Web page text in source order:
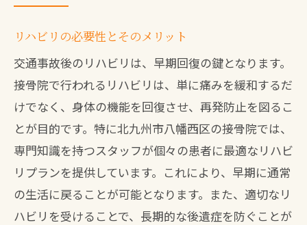
リハビリの必要性とそのメリット
交通事故後のリハビリは、早期回復の鍵となります。
接骨院で行われるリハビリは、単に痛みを緩和するだ
けでなく、身体の機能を回復させ、再発防止を図るこ
とが目的です。特に北九州市八幡西区の接骨院では、
専門知識を持つスタッフが個々の患者に最適なリハビ
リプランを提供しています。これにより、早期に通常
の生活に戻ることが可能となります。また、適切なリ
ハビリを受けることで、長期的な後遺症を防ぐことが